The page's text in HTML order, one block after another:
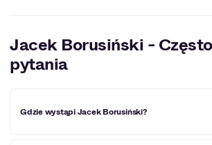
Jacek Borusiński -
pytania
Gdzie wystąpi Jacek Borusiński?